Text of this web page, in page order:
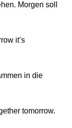
Morgen soll
it’s
in die
tomorrow.